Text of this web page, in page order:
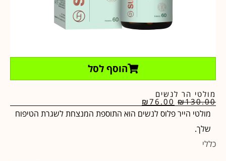
הוסף לסל
מולטי הר לנשים
₪130.00
₪76.00
מולטי הייר פלוס לנשים הוא התוספת המנצחת לשגרת הטיפוח
שלך.
כללי